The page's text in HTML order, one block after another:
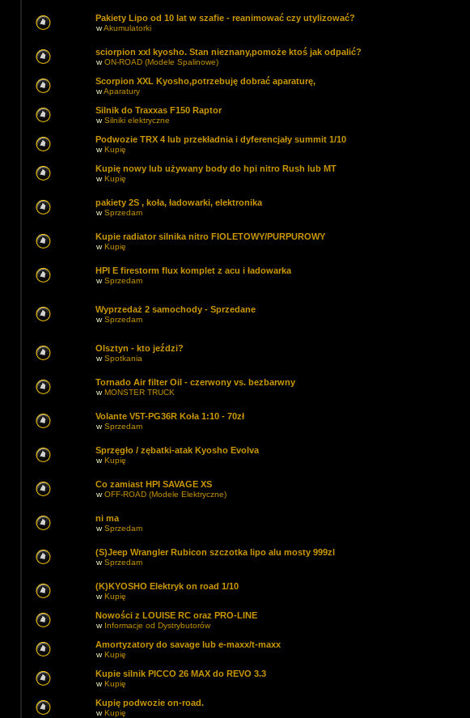
Pakiety Lipo od 10 lat w szafie - reanimować czy utylizować?
wAkumulatorki
sciorpion xxl kyosho. Stan nieznany,pomoże ktoś jak odpalić?
wON-ROAD (Modele Spalinowe)
Scorpion XXL Kyosho,potrzebuję dobrać aparaturę,
wAparatury
Silnik do Traxxas F150 Raptor
wSilniki elektryczne
Podwozie TRX 4 lub przekładnia i dyferencjały summit 1/10
wKupię
Kupię nowy lub używany body do hpi nitro Rush lub MT
wKupię
pakiety 2S , koła, ładowarki, elektronika
wSprzedam
Kupie radiator silnika nitro FIOLETOWY/PURPUROWY
wKupię
HPI E firestorm flux komplet z acu i ładowarka
wSprzedam
Wyprzedaż 2 samochody - Sprzedane
wSprzedam
Olsztyn - kto jeździ?
wSpotkania
Tornado Air filter Oil - czerwony vs. bezbarwny
wMONSTER TRUCK
Volante V5T-PG36R Koła 1:10 - 70zł
wSprzedam
Sprzęgło / zębatki-atak Kyosho Evolva
wKupię
Co zamiast HPI SAVAGE XS
wOFF-ROAD (Modele Elektryczne)
ni ma
wSprzedam
(S)Jeep Wrangler Rubicon szczotka lipo alu mosty 999zl
wSprzedam
(K)KYOSHO Elektryk on road 1/10
wKupię
Nowości z LOUISE RC oraz PRO-LINE
w Informacje od Dystrybutorów
Amortyzatory do savage lub e-maxx/t-maxx
wKupię
Kupie silnik PICCO 26 MAX do REVO 3.3
wKupię
Kupię podwozie on-road.
wKupię